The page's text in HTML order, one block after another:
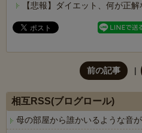
【悲報】ダイエット、何が正
前の記事
相互RSS(ブログロール)
母の部屋から誰かいるような音